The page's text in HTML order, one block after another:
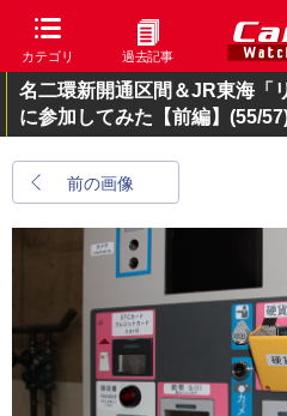
カテゴリ 過去記事
名二環新開通区間＆JR東海「
に参加してみた【前編】 (55/
前の画像